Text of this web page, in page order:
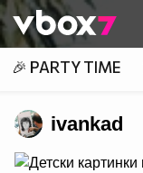
Member of
👾
🎉 PARTY TIME
ivankad